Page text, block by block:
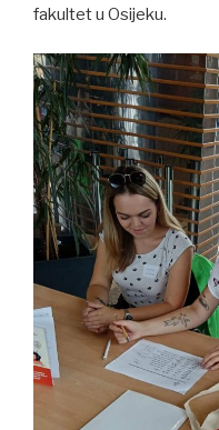
fakultet u Osijeku.